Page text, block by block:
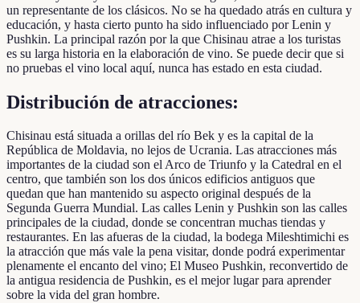
un representante de los clásicos. No se ha quedado atrás en cultura y
educación, y hasta cierto punto ha sido influenciado por Lenin y
Pushkin. La principal razón por la que Chisinau atrae a los turistas
es su larga historia en la elaboración de vino. Se puede decir que si
no pruebas el vino local aquí, nunca has estado en esta ciudad.
Distribución de atracciones:
Chisinau está situada a orillas del río Bek y es la capital de la
República de Moldavia, no lejos de Ucrania. Las atracciones más
importantes de la ciudad son el Arco de Triunfo y la Catedral en el
centro, que también son los dos únicos edificios antiguos que
quedan que han mantenido su aspecto original después de la
Segunda Guerra Mundial. Las calles Lenin y Pushkin son las calles
principales de la ciudad, donde se concentran muchas tiendas y
restaurantes. En las afueras de la ciudad, la bodega Mileshtimichi es
la atracción que más vale la pena visitar, donde podrá experimentar
plenamente el encanto del vino; El Museo Pushkin, reconvertido de
la antigua residencia de Pushkin, es el mejor lugar para aprender
sobre la vida del gran hombre.